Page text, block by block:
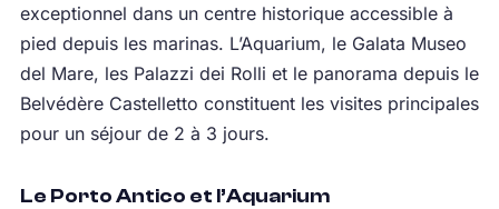
exceptionnel dans un centre historique accessible à
pied depuis les marinas. L’Aquarium, le Galata Museo
del Mare, les Palazzi dei Rolli et le panorama depuis le
Belvédère Castelletto constituent les visites principales
pour un séjour de 2 à 3 jours.
Le Porto Antico et l’Aquarium